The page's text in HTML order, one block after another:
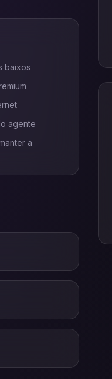
baixos
agente
a